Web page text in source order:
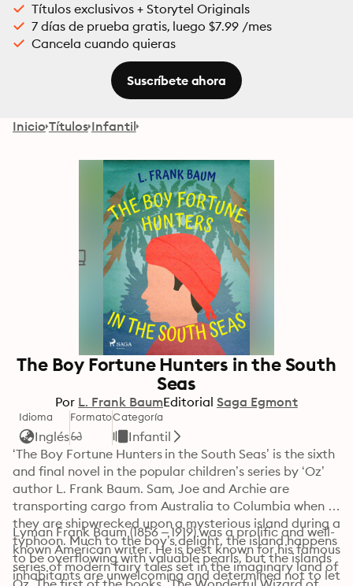
Títulos exclusivos + Storytel Originals
7 días de prueba gratis, luego $7.99 /mes
Cancela cuando quieras
Suscríbete ahora
Inicio Títulos Infantil
The Boy Fortune Hunters in the South
Seas
Por L. Frank BaumEditorial Saga Egmont
Idioma
Inglés
FormatoCategoría
Infantil
‘The Boy Fortune Hunters in the South Seas’ is the sixth
and final novel in the popular children’s series by ‘Oz’
author L. Frank Baum. Sam, Joe and Archie are
transporting cargo from Australia to Columbia when
they are shipwrecked upon a mysterious island during a
typhoon. Much to the boy’s delight, the island happens
to be overflowing with valuable pearls, but the islands
inhabitants are unwelcoming and determined not to let
Lyman Frank Baum (1856 – 1919) was a prolific and well-
known American writer. He is best known for his famous
series of modern fairy tales set in the imaginary land of